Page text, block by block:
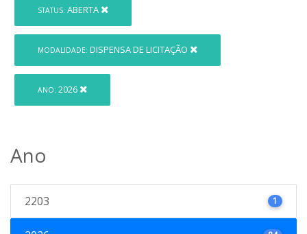
STATUS: ABERTA
MODALIDADE: DISPENSA DE LICITAÇÃO
ANO: 2026
Ano
2203 1